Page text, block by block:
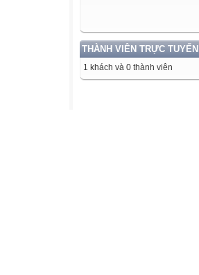
THÀNH VIÊN TRỰC TUYẾN
1 khách và 0 thành viên